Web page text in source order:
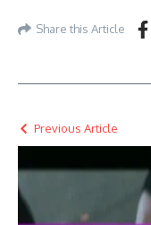
Share this Article
Previous Article